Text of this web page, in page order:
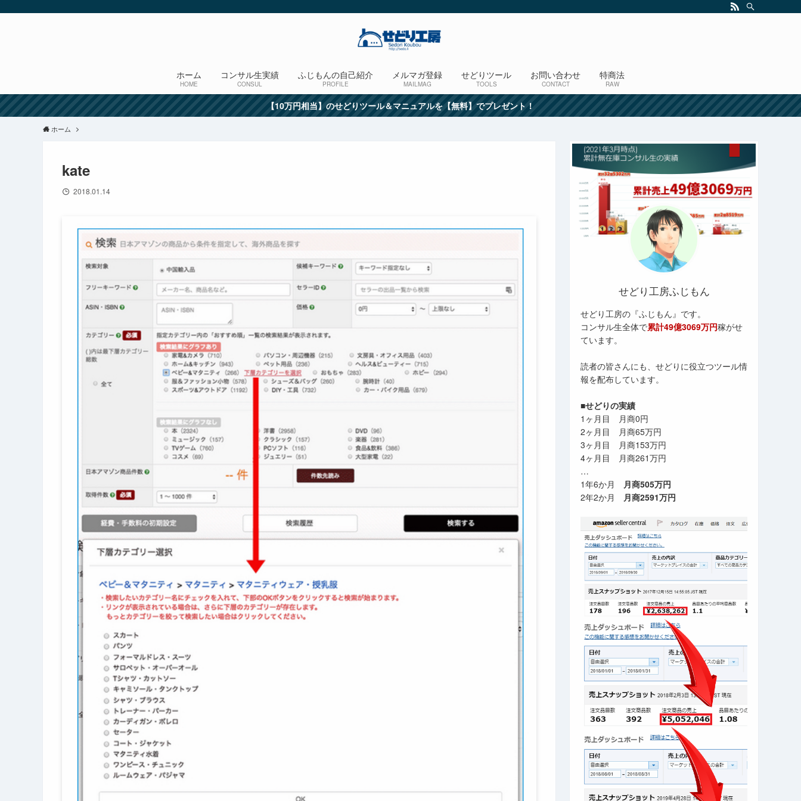
ホーム
HOME
コンサル生実績
CONSUL
ふじもんの自己紹介
PROFILE
メルマガ登録
MAILMAG
せどりツール
TOOLS
お問い合わせ
CONTACT
特商法
RAW
【10万円相当】のせどりツール＆マニュアルを【無料】でプレゼント！
ホーム
kate
2018.01.14
せどり工房ふじもん
せどり工房の『ふじもん』です。
コンサル生全体で累計49億3069万円稼がせ
ています。
読者の皆さんにも、せどりに役立つツール情
報を配布しています。
■せどりの実績
1ヶ月目 月商0円
2ヶ月目 月商65万円
3ヶ月目 月商153万円
4ヶ月目 月商261万円
…
1年6か月 月商505万円
2年2か月 月商2591万円